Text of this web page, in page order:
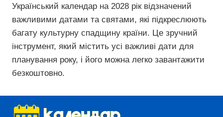
Український календар на 2028 рік відзначений
важливими датами та святами, які підкреслюють
багату культурну спадщину країни. Це зручний
інструмент, який містить усі важливі дати для
планування року, і його можна легко завантажити
безкоштовно.